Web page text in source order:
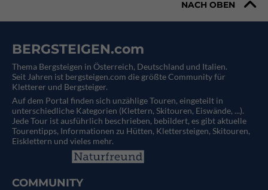
NACH OBEN
BERGSTEIGEN.com
Thema Bergsteigen in Österreich, Deutschland und Italien.
Seit Jahren ist bergsteigen.com die größte Community für
Kletterer und Bergsteiger.
Auf dem Portal finden sich unzählige Touren, eingeteilt in
unterschiedliche Kategorien (Klettern, Skitouren, Eiswände, ...).
Jede Tour ist ausführlich beschrieben, bebildert, es gibt aktuelle
Tourentipps, Informationen zu Hütten, Klettersteigen, Skitouren,
Eisklettern und vieles mehr.
COMMUNITY